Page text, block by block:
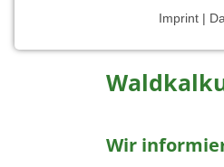
STARTSEITE ...
Wir
Imprint |